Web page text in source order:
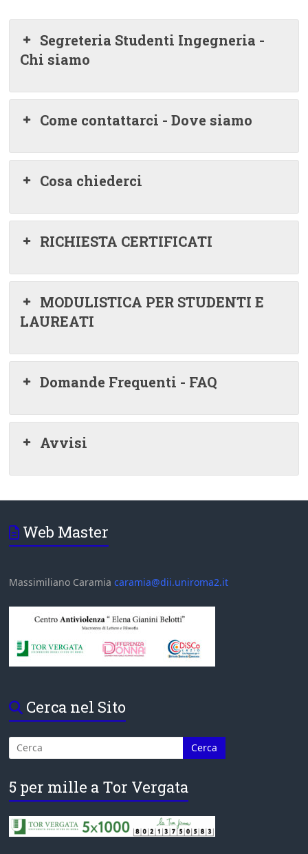
Segreteria Studenti Ingegneria -
Chi siamo
Come contattarci - Dove siamo
Cosa chiederci
RICHIESTA CERTIFICATI
MODULISTICA PER STUDENTI E
LAUREATI
Domande Frequenti - FAQ
Avvisi
Web Master
Massimiliano Caramiacaramia@dii.uniroma2.it
Cerca nel Sito
5 per mille a Tor Vergata